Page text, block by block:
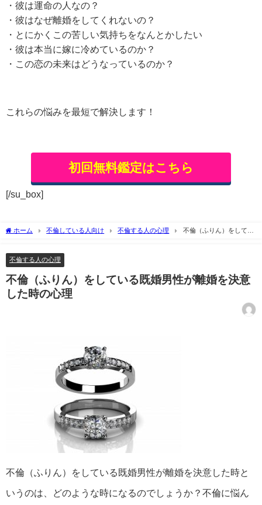
・彼は運命の人なの？
・彼はなぜ離婚をしてくれないの？
・とにかくこの苦しい気持ちをなんとかしたい
・彼は本当に嫁に冷めているのか？
・この恋の未来はどうなっているのか？
これらの悩みを最短で解決します！
初回無料鑑定はこちら
[/su_box]
ホーム 不倫している人向け 不倫する人の心理
不倫（ふりん）をしてい
不倫する人の心理
不倫（ふりん）をしている既婚男性が離婚を決意
した時の心理
不倫（ふりん）をしている既婚男性が離婚を決意した時と
いうのは、どのような時になるのでしょうか？不倫に悩ん